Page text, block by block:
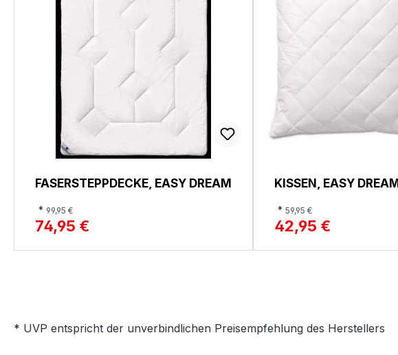
FASERSTEPPDECKE, EASY DREAM
* 99,95 €
74,95 €
KISSEN, EASY DREAM
* 59,95 €
42,95 €
* UVP entspricht der unverbindlichen Preisempfehlung des Herstellers